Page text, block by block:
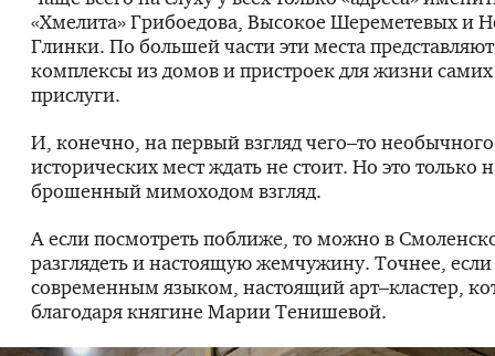
«Хмелита» Грибоедова, Высокое Шереметевых и
Глинки. По большей части эти места
комплексы из домов и пристроек для жизни самих
прислуги.
И, конечно, на первый взгляд чего–то необычного
исторических мест ждать не стоит. Но это только
брошенный мимоходом взгляд.
А если посмотреть поближе, то можно в
разглядеть и настоящую жемчужину. Точнее, если
современным языком, настоящий арт–кластер,
благодаря княгине Марии Тенишевой.